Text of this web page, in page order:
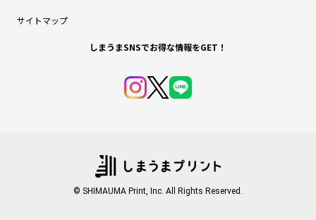
サイトマップ
しまうまSNSでお得な情報をGET！
© SHIMAUMA Print, Inc. All Rights Reserved.